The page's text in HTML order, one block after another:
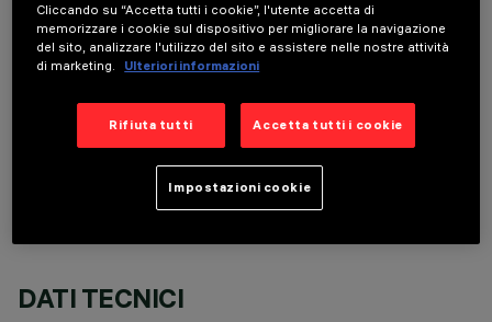
COMPONENTI OPZIONALI
DATI TECNICI
Cliccando su “Accetta tutti i cookie”, l'utente accetta di
memorizzare i cookie sul dispositivo per migliorare la navigazione
del sito, analizzare l'utilizzo del sito e assistere nelle nostre attività
di marketing.
Ulteriori informazioni
Rifiuta tutti Accetta tutti i cookie
Impostazioni cookie